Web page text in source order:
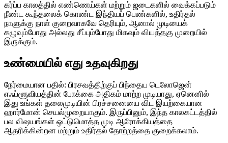
கர்ப்ப காலத்தில் எண்ணெய்கள் மற்றும் ஜடைகளில் வைக்கப்படும்
நீண்ட கூந்தலைக் கொண்ட இந்தியப் பெண்களில், உதிர்தல்
நாளுக்கு நாள் குறைவாகவே தெரியும், ஆனால் முடியைக்
கழுவும்போது அல்லது சீப்பும்போது மிகவும் வியத்தகு முறையில்
இருக்கும்.
உண்மையில் எது உதவுகிறது
நேர்மையான பதில்: பிரசவத்திற்குப் பிந்தைய டெலோஜென்
எஃப்ளூவியத்தின் போக்கை அதிகம் மாற்ற முடியாது, ஏனெனில்
இது உங்கள் தலைமுடியின் பிரச்சனையை விட இயற்கையான
ஹார்மோன் செயல்முறையாகும். இருப்பினும், இந்த காலகட்டத்தில்
பல விஷயங்கள் ஒட்டுமொத்த முடி ஆரோக்கியத்தை
ஆதரிக்கின்றன மற்றும் உதிர்தல் தோற்றத்தை குறைக்கலாம்.